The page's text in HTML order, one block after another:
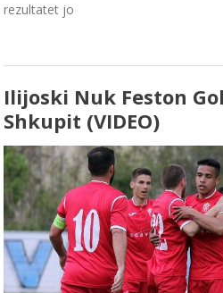
rezultatet jo
Ilijoski Nuk Feston
Shkupit (VIDEO)